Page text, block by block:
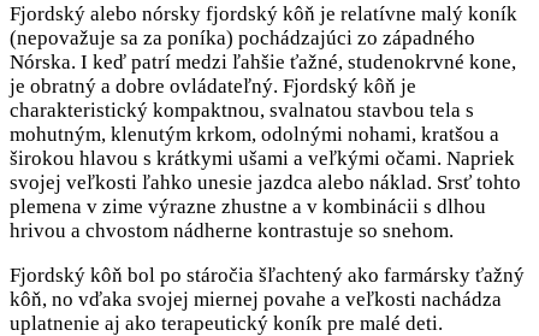
Fjordský alebo nórsky fjordský kôň je relatívne malý koník
(nepovažuje sa za poníka) pochádzajúci zo západného
Nórska. I keď patrí medzi ľahšie ťažné, studenokrvné kone,
je obratný a dobre ovládateľný. Fjordský kôň je
charakteristický kompaktnou, svalnatou stavbou tela s
mohutným, klenutým krkom, odolnými nohami, kratšou a
širokou hlavou s krátkymi ušami a veľkými očami. Napriek
svojej veľkosti ľahko unesie jazdca alebo náklad. Srsť tohto
plemena v zime výrazne zhustne a v kombinácii s dlhou
hrivou a chvostom nádherne kontrastuje so snehom.
Fjordský kôň bol po stáročia šľachtený ako farmársky ťažný
kôň, no vďaka svojej miernej povahe a veľkosti nachádza
uplatnenie aj ako terapeutický koník pre malé deti.